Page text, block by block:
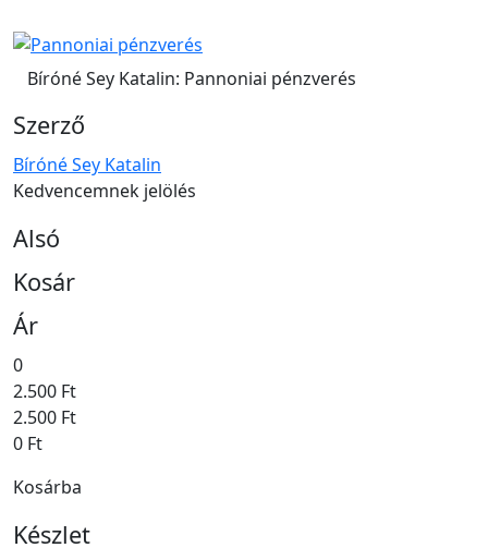
Bíróné Sey Katalin: Pannoniai pénzverés
Szerző
Bíróné Sey Katalin
Kedvencemnek jelölés
Alsó
Kosár
Ár
0
2.500 Ft
2.500 Ft
0 Ft
Kosárba
Készlet